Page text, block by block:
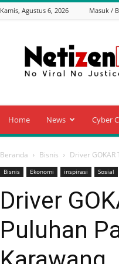
Kamis, Agustus 6, 2026 Masuk /
Home News Cyber
Beranda Bisnis Driver GOKAR
Bisnis Ekonomi inspirasi Sosial
Driver
Puluhan